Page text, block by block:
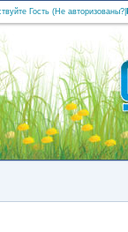
Гость (Не авторизованы?